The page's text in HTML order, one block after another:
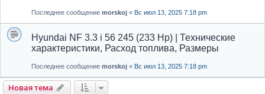
Последнее сообщение morskoj « Вс июл 13, 2025 7:18 pm
Hyundai NF 3.3 i 56 245 (233 Hp) | Технические
характеристики, Расход топлива, Размеры
Последнее сообщение morskoj « Вс июл 13, 2025 7:18 pm
Новая тема